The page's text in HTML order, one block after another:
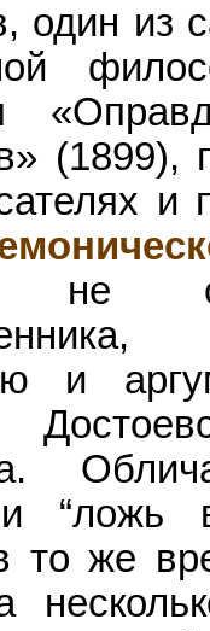
один из
(1899),
и
не
и
и “ложь
то же